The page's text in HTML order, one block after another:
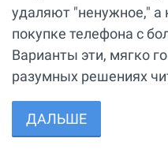
удаляют "ненужное," а
покупке телефона с
Варианты эти, мягко
разумных решениях
ДАЛЬШЕ